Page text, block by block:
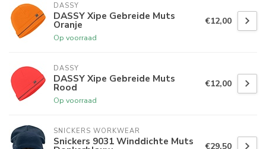
DASSY
DASSY Xipe Gebreide Muts
Oranje
Op voorraad
€12,00
DASSY
DASSY Xipe Gebreide Muts
Rood
Op voorraad
€12,00
SNICKERS WORKWEAR
Snickers 9031 Winddichte Muts €29,50